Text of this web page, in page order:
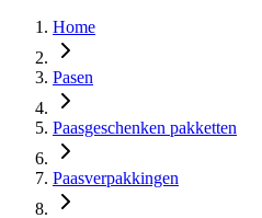
Home
Pasen
Paasgeschenken pakketten
Paasverpakkingen